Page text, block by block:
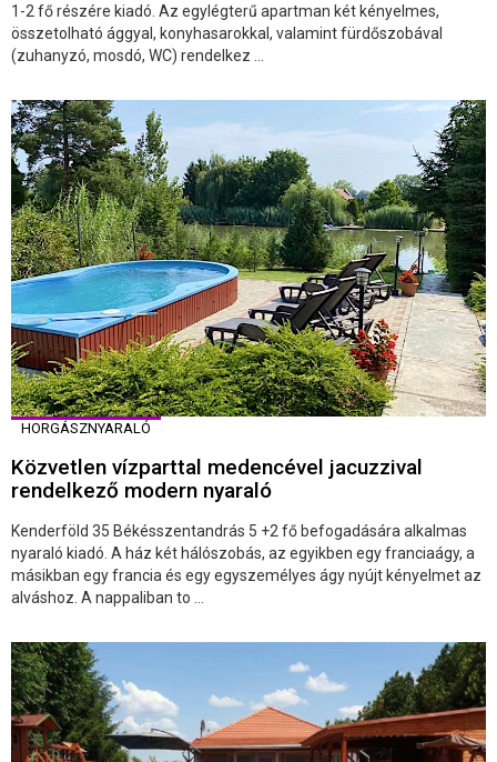
1-2 fő részére kiadó. Az egylégterű apartman két kényelmes,
összetolható ággyal, konyhasarokkal, valamint fürdőszobával
(zuhanyzó, mosdó, WC) rendelkez ...
HORGÁSZNYARALÓ
Közvetlen vízparttal medencével jacuzzival
rendelkező modern nyaraló
Kenderföld 35 Békésszentandrás 5 +2 fő befogadására alkalmas
nyaraló kiadó. A ház két hálószobás, az egyikben egy franciaágy, a
másikban egy francia és egy egyszemélyes ágy nyújt kényelmet az
alváshoz. A nappaliban to ...